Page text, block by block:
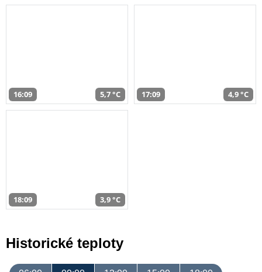
16:09 5,7 °C 17:09 4,9 °C
18:09 3,9 °C
Historické teploty